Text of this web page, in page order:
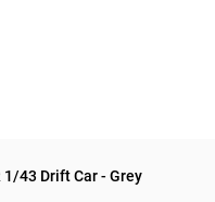
1/43 Drift Car - Grey